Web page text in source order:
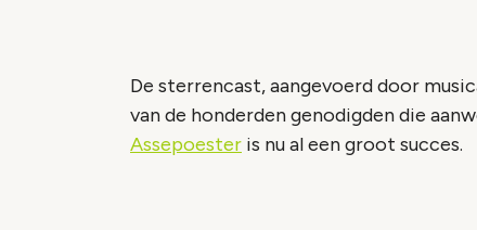
De sterrencast, aangevoerd door
van de honderden genodigden die
Assepoester is nu al een groot succes.